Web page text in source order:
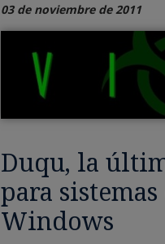
03 de noviembre de 2011
Duqu, la
para
Windows